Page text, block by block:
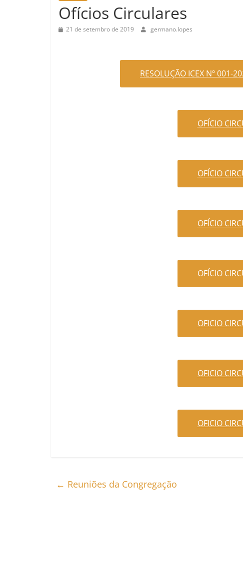
Ofícios Circulares
21 de setembro de 2019 germano.lopes
RESOLUÇÃO ICEX Nº 001-
OFÍCIO
OFÍCIO
OFÍCIO
OFÍCIO
OFICIO
OFICIO
OFICIO
← Reuniões da Congregação